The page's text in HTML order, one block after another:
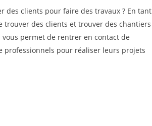
des clients pour faire des travaux ? En tant
des clients et trouver des chantiers
permet de rentrer en contact de
professionnels pour réaliser leurs projets